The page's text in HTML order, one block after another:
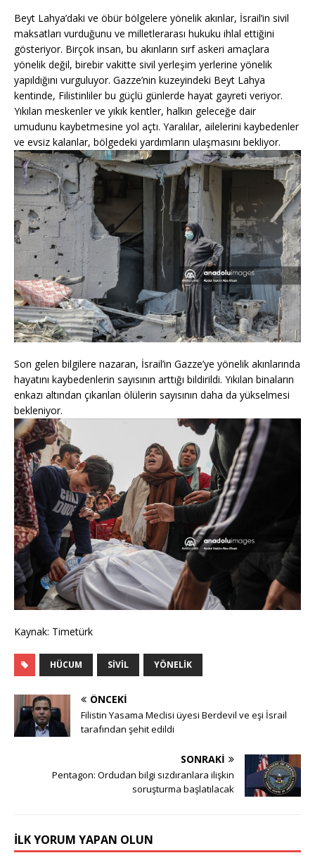
Beyt Lahya’daki ve öbür bölgelere yönelik akınlar, İsrail’in sivil
maksatları vurduğunu ve milletlerarası hukuku ihlal ettiğini
gösteriyor. Birçok insan, bu akınların sırf askeri amaçlara
yönelik değil, birebir vakitte sivil yerleşim yerlerine yönelik
yapıldığını vurguluyor. Gazze’nin kuzeyindeki Beyt Lahya
kentinde, Filistinliler bu güçlü günlerde hayat gayreti veriyor.
Yıkılan meskenler ve yıkık kentler, halkın geleceğe dair
umudunu kaybetmesine yol açtı. Yaralılar, ailelerini kaybedenler
ve evsiz kalanlar, bölgedeki yardımların ulaşmasını bekliyor.
Son gelen bilgilere nazaran, İsrail’in Gazze’ye yönelik akınlarında
hayatını kaybedenlerin sayısının arttığı bildirildi. Yıkılan binaların
enkazı altından çıkarılan ölülerin sayısının daha da yükselmesi
bekleniyor.
Kaynak: Timetürk
HÜCUM SIVIL YÖNELIK
ÖNCEKI
Filistin Yasama Meclisi üyesi Berdevil ve eşi İsrail
tarafından şehit edildi
SONRAKI
Pentagon: Ordudan bilgi sızdıranlara ilişkin
soruşturma başlatılacak
İLK YORUM YAPAN OLUN